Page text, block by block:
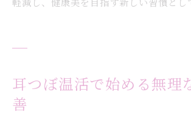
耳つぼ温活で始める無理
善